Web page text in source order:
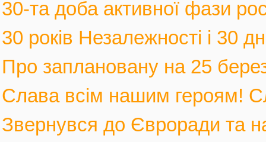
30-та доба активної фази
30 років Незалежності і 30
Про заплановану на 25
Слава всім нашим героям!
Звернувся до Євроради та